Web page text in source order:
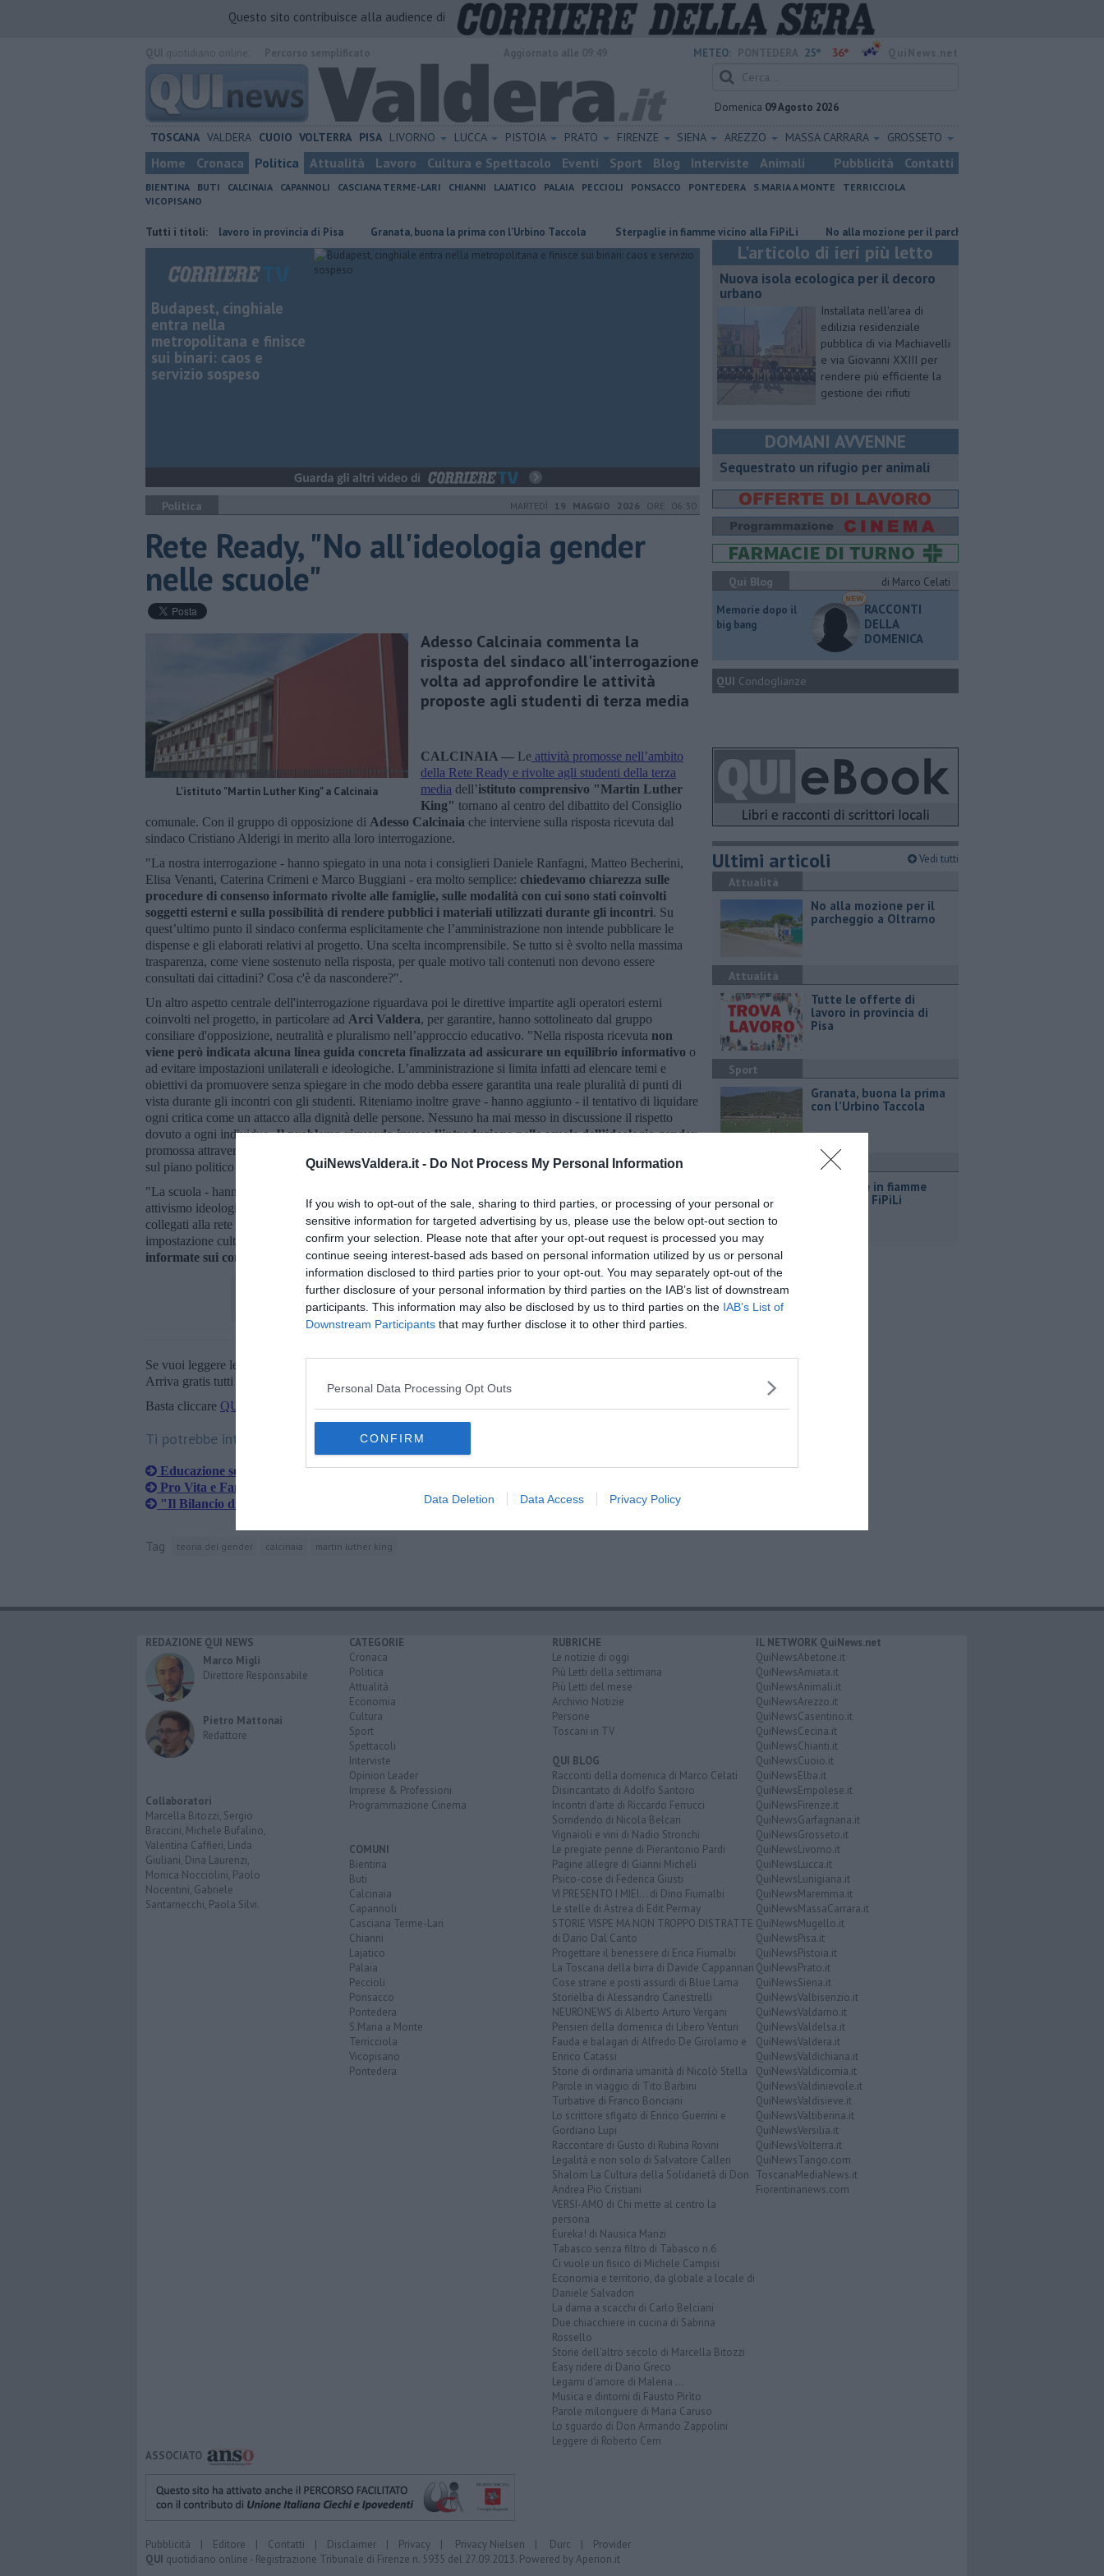
QuiNewsValdera.it - Do Not Process My Personal Information
If you wish to opt-out of the sale, sharing to third parties, or processing of your personal or
sensitive information for targeted advertising by us, please use the below opt-out section to
confirm your selection. Please note that after your opt-out request is processed you may
continue seeing interest-based ads based on personal information utilized by us or personal
information disclosed to third parties prior to your opt-out. You may separately opt-out of the
further disclosure of your personal information by third parties on the IAB’s list of downstream
participants. This information may also be disclosed by us to third parties on the IAB’s List of
Downstream Participants that may further disclose it to other third parties.
Personal Data Processing Opt Outs
CONFIRM
Data Deletion Data Access Privacy Policy
Questo sito contribuisce alla audience di
METEO: 25° 36°
Domenica 09 Agosto 2026
TOSCANA VALDERA CUOIO VOLTERRA PISA LIVORNO LUCCA PISTOIA PRATO FIRENZE SIENA AREZZO MASSA CARRARA GROSSETO
Home Cronaca Politica Attualità Lavoro Cultura e Spettacolo Eventi Sport Blog Interviste Animali Pubblicità Contatti
BIENTINA BUTI CALCINAIA CAPANNOLI CASCIANA TERME-LARI CHIANNI LAJATICO PALAIA PECCIOLI PONSACCO PONTEDERA S.MARIA A MONTE
TERRICCIOLA
VICOPISANO
Tutti i titoli:
​Tutte le offerte di lavoro in provincia di Pisa ​Granata, buona la prima con l’Urbino Taccola Sterpaglie in fiamme vicino alla FiPiLi No alla mozione per il parcheggio a Oltrarno
Budapest, cinghiale
entra nella
metropolitana e finisce
sui binari: caos e
servizio sospeso
Politica MARTEDÌ 19 MAGGIO 2026 ORE 06:30
Rete Ready, "No all'ideologia gender
nelle scuole"
L'istituto "Martin Luther King" a Calcinaia
Adesso Calcinaia commenta la
risposta del sindaco all'interrogazione
volta ad approfondire le attività
proposte agli studenti di terza media
CALCINAIA — Le attività promosse nell’ambito
della Rete Ready e rivolte agli studenti della terza
media dell’istituto comprensivo "Martin Luther
King" tornano al centro del dibattito del Consiglio
comunale. Con il gruppo di opposizione di Adesso Calcinaia che interviene sulla risposta ricevuta dal
sindaco Cristiano Alderigi in merito alla loro interrogazione.
"La nostra interrogazione - hanno spiegato in una nota i consiglieri Daniele Ranfagni, Matteo Becherini,
Elisa Venanti, Caterina Crimeni e Marco Buggiani - era molto semplice: chiedevamo chiarezza sulle
procedure di consenso informato rivolte alle famiglie, sulle modalità con cui sono stati coinvolti
soggetti esterni e sulla possibilità di rendere pubblici i materiali utilizzati durante gli incontri. Su
quest’ultimo punto il sindaco conferma esplicitamente che l’amministrazione non intende pubblicare le
dispense e gli elaborati relativi al progetto. Una scelta incomprensibile. Se tutto si è svolto nella massima
trasparenza, come viene sostenuto nella risposta, per quale motivo tali contenuti non devono essere
consultati dai cittadini? Cosa c'è da nascondere?".
Un altro aspetto centrale dell'interrogazione riguardava poi le direttive impartite agli operatori esterni
coinvolti nel progetto, in particolare ad Arci Valdera, per garantire, hanno sottolineato dal gruppo
consiliare d'opposizione, neutralità e pluralismo nell’approccio educativo. "Nella risposta ricevuta non
viene però indicata alcuna linea guida concreta finalizzata ad assicurare un equilibrio informativo o
ad evitare impostazioni unilaterali e ideologiche. L’amministrazione si limita infatti ad elencare temi e
obiettivi da promuovere senza spiegare in che modo debba essere garantita una reale pluralità di punti di
vista durante gli incontri con gli studenti. Riteniamo inoltre grave - hanno aggiunto - il tentativo di liquidare
ogni critica come un attacco alla dignità delle persone. Nessuno ha mai messo in discussione il rispetto
dovuto a ogni individuo.Il problema riguarda invece l’introduzione nelle scuole dell’ideologia gender,
promossa attraverso progetti finanziati con fondi pubblici e affidati a soggetti esterni chiaramente orientati
sul piano politico e culturale".
"La scuola - hanno concluso - ha il compito di educare, non quello di trasformarsi in uno spazio di
attivismo ideologico. La proiezione del film “Il ragazzo dai pantaloni rosa”, seguita da incontri con esperti
collegati alla rete Ready, non può essere presentata come un’attività neutrale o priva di una precisa
impostazione culturale. Proprio per questoriteniamo indispensabile che le famiglie siano pienamente
informate sui contenuti proposti e possano esercitare un consenso realmente consapevole".
Se vuoi leggere le notizie principali della Toscana iscriviti alla
Arriva gratis tutti i giorni alle 20:00 direttamente nella tua casella di posta.
Basta cliccare QUI
Ti potrebbe interessare anche:
Educazione sessuale, "Propaganda in classe"
Pro Vita e Famiglia, "Inganno a tinte arcobaleno"
"Il Bilancio di genere è pura ideologia"
Tag teoria del gender calcinaia martin luther king
L'articolo di ieri più letto
Nuova isola ecologica per il decoro
urbano
Installata nell'area di
edilizia residenziale
pubblica di via Machiavelli
e via Giovanni XXIII per
rendere più efficiente la
gestione dei rifiuti
DOMANI AVVENNE
Sequestrato un rifugio per animali
Qui Blog
di Marco Celati
Memorie dopo il
big bang
RACCONTI
DELLA
DOMENICA
QUI Condoglianze
Ultimi articoli Vedi tutti
Attualità
No alla mozione per il
parcheggio a Oltrarno
Attualità
​Tutte le offerte di
lavoro in provincia di
Pisa
Sport
​Granata, buona la prima
con l’Urbino Taccola
Sterpaglie in fiamme
vicino alla FiPiLi
REDAZIONE QUI NEWS
Marco Migli
Direttore Responsabile
Pietro Mattonai
Redattore
Collaboratori
Marcella Bitozzi, Sergio
Braccini, Michele Bufalino,
Valentina Caffieri, Linda
Giuliani, Dina Laurenzi,
Monica Nocciolini, Paolo
Nocentini, Gabriele
Santarnecchi, Paola Silvi.
CATEGORIE
Cronaca
Politica
Attualità
Economia
Cultura
Sport
Spettacoli
Interviste
Opinion Leader
Imprese & Professioni
Programmazione Cinema
COMUNI
Bientina
Buti
Calcinaia
Capannoli
Casciana Terme-Lari
Chianni
Lajatico
Palaia
Peccioli
Ponsacco
Pontedera
S.Maria a Monte
Terricciola
Vicopisano
Pontedera
RUBRICHE
Le notizie di oggi
Più Letti della settimana
Più Letti del mese
Archivio Notizie
Persone
Toscani in TV
QUI BLOG
Racconti della domenica di Marco Celati
Disincantato di Adolfo Santoro
Incontri d'arte di Riccardo Ferrucci
Sorridendo di Nicola Belcari
Vignaioli e vini di Nadio Stronchi
Le pregiate penne di Pierantonio Pardi
Pagine allegre di Gianni Micheli
Psico-cose di Federica Giusti
VI PRESENTO I MIEI... di Dino Fiumalbi
Le stelle di Astrea di Edit Permay
STORIE VISPE MA NON TROPPO DISTRATTE
di Dario Dal Canto
Progettare il benessere di Erica Fiumalbi
La Toscana della birra di Davide Cappannari
Cose strane e posti assurdi di Blue Lama
Storielba di Alessandro Canestrelli
NEURONEWS di Alberto Arturo Vergani
Pensieri della domenica di Libero Venturi
Fauda e balagan di Alfredo De Girolamo e
Enrico Catassi
Storie di ordinaria umanità di Nicolò Stella
Parole in viaggio di Tito Barbini
Turbative di Franco Bonciani
Lo scrittore sfigato di Enrico Guerrini e
Gordiano Lupi
Raccontare di Gusto di Rubina Rovini
Legalità e non solo di Salvatore Calleri
Shalom La Cultura della Solidarietà di Don
Andrea Pio Cristiani
VERSI-AMO di Chi mette al centro la
persona
Eureka! di Nausica Manzi
Tabasco senza filtro di Tabasco n.6
Ci vuole un fisico di Michele Campisi
Economia e territorio, da globale a locale di
Daniele Salvadori
La dama a scacchi di Carlo Belciani
Due chiacchiere in cucina di Sabrina
Rossello
Storie dell'altro secolo di Marcella Bitozzi
Easy ridere di Dario Greco
Legami d'amore di Malena ...
Musica e dintorni di Fausto Pirìto
Parole milonguere di Maria Caruso
Lo sguardo di Don Armando Zappolini
Leggere di Roberto Cerri
IL NETWORK QuiNews.net
QuiNewsAbetone.it
QuiNewsAmiata.it
QuiNewsAnimali.it
QuiNewsArezzo.it
QuiNewsCasentino.it
QuiNewsCecina.it
QuiNewsChianti.it
QuiNewsCuoio.it
QuiNewsElba.it
QuiNewsEmpolese.it
QuiNewsFirenze.it
QuiNewsGarfagnana.it
QuiNewsGrosseto.it
QuiNewsLivorno.it
QuiNewsLucca.it
QuiNewsLunigiana.it
QuiNewsMaremma.it
QuiNewsMassaCarrara.it
QuiNewsMugello.it
QuiNewsPisa.it
QuiNewsPistoia.it
QuiNewsPrato.it
QuiNewsSiena.it
QuiNewsValbisenzio.it
QuiNewsValdarno.it
QuiNewsValdelsa.it
QuiNewsValdera.it
QuiNewsValdichiana.it
QuiNewsValdicornia.it
QuiNewsValdinievole.it
QuiNewsValdisieve.it
QuiNewsValtiberina.it
QuiNewsVersilia.it
QuiNewsVolterra.it
QuiNewsTango.com
ToscanaMediaNews.it
Fiorentinanews.com
ASSOCIATO
Pubblicità | Editore | Contatti | Disclaimer | Privacy | Privacy Nielsen | Durc | Provider
QUI quotidiano online - Registrazione Tribunale di Firenze n. 5935 del 27.09.2013. Powered byAperion.it